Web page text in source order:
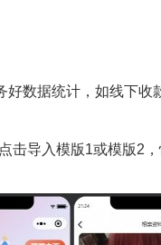
数据统计，如线下收
击导入模版1或模版2